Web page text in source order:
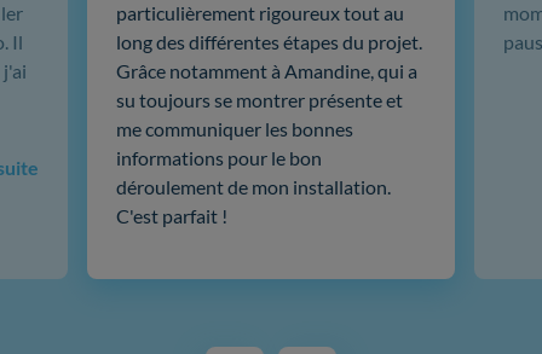
particulièrement rigoureux tout au
long des différentes étapes du projet.
Grâce notamment à Amandine, qui a
su toujours se montrer présente et
me communiquer les bonnes
informations pour le bon
déroulement de mon installation.
C'est parfait !
Il